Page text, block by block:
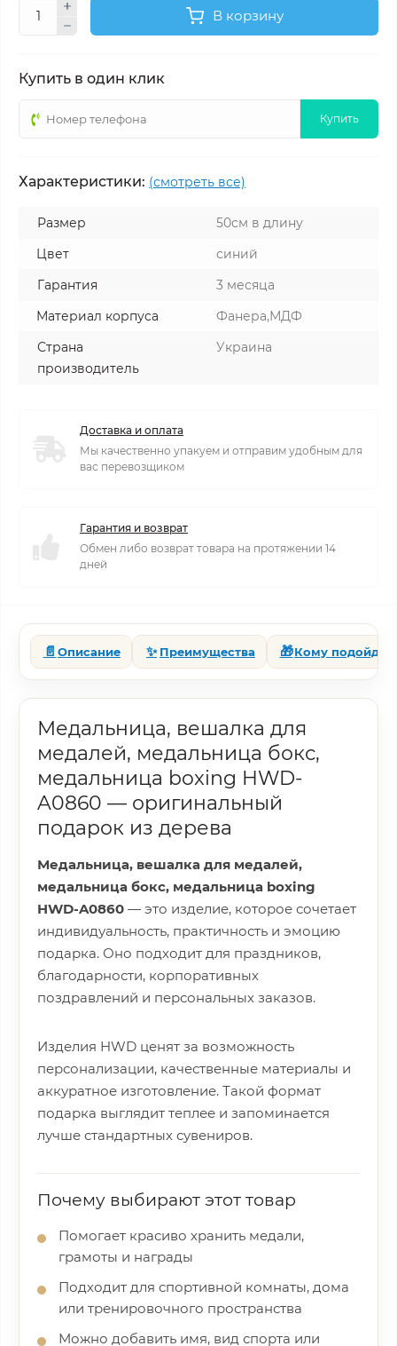
В корзину
Купить в один клик
Купить
Характеристики: (смотреть все)
Размер
50см в длину
Цвет
синий
Гарантия
3 месяца
Материал корпуса
Фанера,МДФ
Страна
производитель
Украина
Доставка и оплата
Мы качественно упакуем и отправим удобным для
вас перевозщиком
Гарантия и возврат
Обмен либо возврат товара на протяжении 14
дней
📄 Описание ✨ Преимущества 🎁Кому подойдет
Медальница, вешалка для
медалей, медальница бокс,
медальница boxing HWD-
A0860 — оригинальный
подарок из дерева
Медальница, вешалка для медалей,
медальница бокс, медальница boxing
HWD-A0860 — это изделие, которое сочетает
индивидуальность, практичность и эмоцию
подарка. Оно подходит для праздников,
благодарности, корпоративных
поздравлений и персональных заказов.
Изделия HWD ценят за возможность
персонализации, качественные материалы и
аккуратное изготовление. Такой формат
подарка выглядит теплее и запоминается
лучше стандартных сувениров.
Почему выбирают этот товар
Помогает красиво хранить медали,
грамоты и награды
Подходит для спортивной комнаты, дома
или тренировочного пространства
Можно добавить имя, вид спорта или